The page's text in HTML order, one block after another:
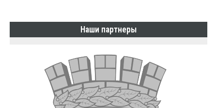
Наши партнеры